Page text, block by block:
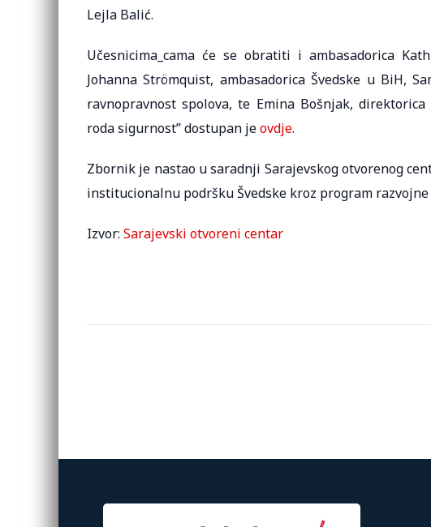
Lejla Balić.
Učesnicima_cama će se obratiti i ambasadorica
Johanna Strömquist, ambasadorica Švedske u BiH,
ravnopravnost spolova, te Emina Bošnjak,
roda sigurnost” dostupan jeovdje.
Zbornik je nastao u saradnji Sarajevskog otvorenog
institucionalnu podršku Švedske kroz program razvojne
Izvor: Sarajevski otvoreni centar